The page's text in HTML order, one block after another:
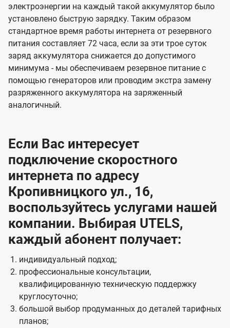
электроэнергии на каждый такой аккумулятор было
установлено быструю зарядку. Таким образом
стандартное время работы интернета от резервного
питания составляет 72 часа, если за эти трое суток
заряд аккумулятора снижается до допустимого
минимума - мы обеспечиваем резервное питание с
помощью генераторов или проводим экстра замену
разряженного аккумулятора на заряженный
аналогичный.
Если Вас интересует
подключение скоростного
интернета по адресу
Кропивницкого ул., 16,
воспользуйтесь услугами нашей
компании. Выбирая UTELS,
каждый абонент получает:
индивидуальный подход;
профессиональные консультации,
квалифицированную техническую поддержку
круглосуточно;
большой выбор продуманных до деталей тарифных
планов;